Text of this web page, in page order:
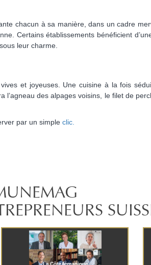
chacun à sa manière, dans un cadre
Certains établissements bénéficient
leur charme.
et joyeuses. Une cuisine à la fois
des alpages voisins, le filet de
par un simple clic.